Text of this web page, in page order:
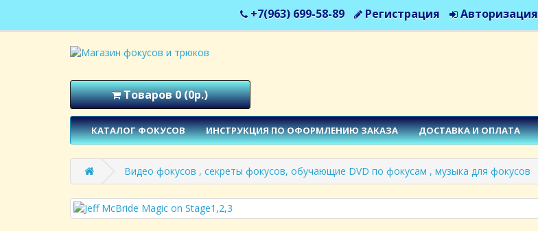
+7(963) 699-58-89 Регистрация Авторизация
Товаров 0 (0р.)
КАТАЛОГ ФОКУСОВ ИНСТРУКЦИЯ ПО ОФОРМЛЕНИЮ ЗАКАЗА ДОСТАВКА И ОПЛАТА
Видео фокусов , секреты фокусов, обучающие DVD по фокусам , музыка для фокусов